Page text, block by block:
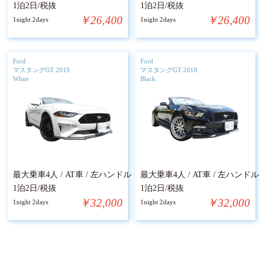
1泊2日/税抜
1night 2days ￥26,400
1泊2日/税抜
1night 2days ￥26,400
Ford
マスタングGT 2019
White
最大乗車4人 / AT車 / 左ハンドル
1泊2日/税抜
1night 2days ￥32,000
Ford
マスタングGT 2018
Black
最大乗車4人 / AT車 / 左ハンドル
1泊2日/税抜
1night 2days ￥32,000